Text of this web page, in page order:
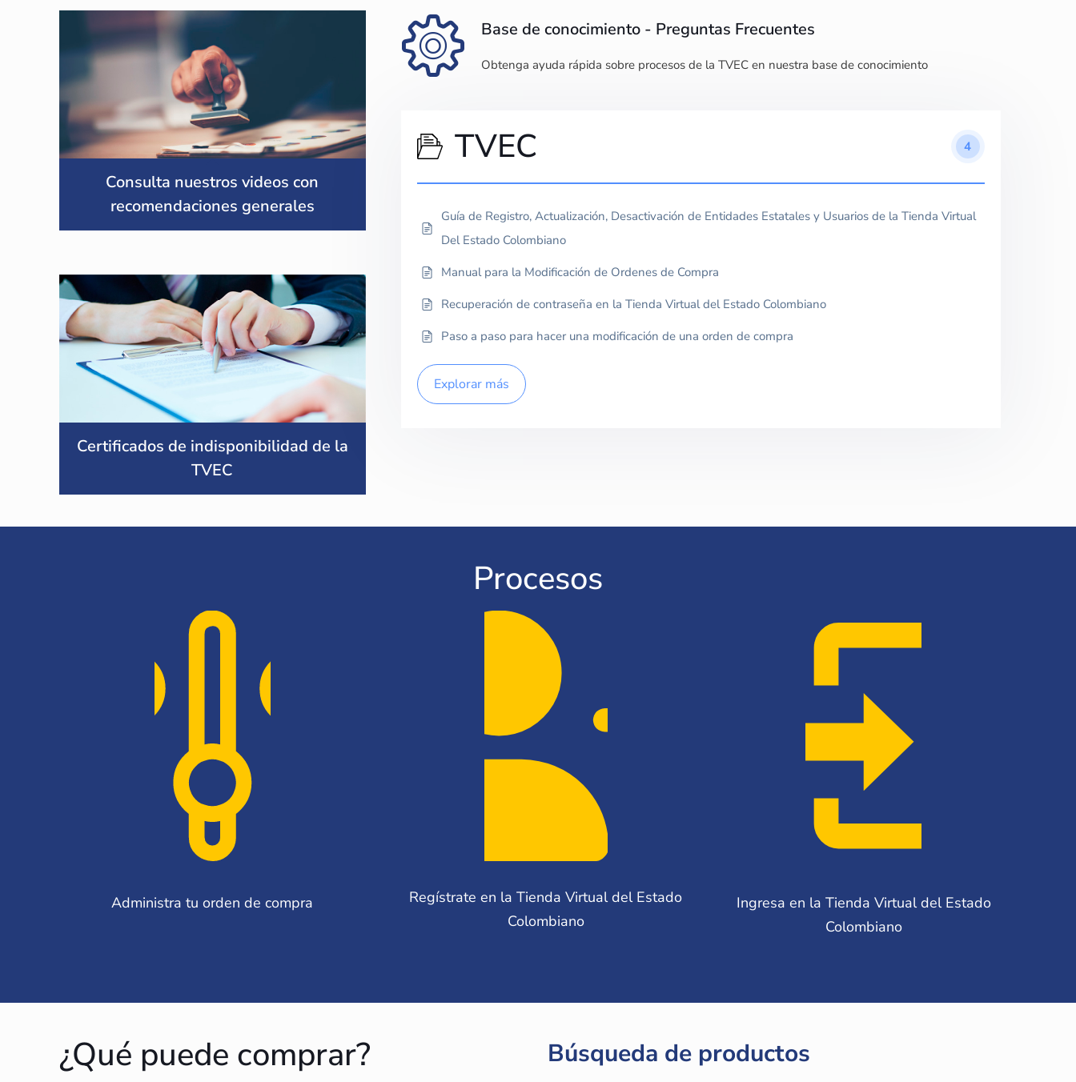
Consulta nuestros videos con
recomendaciones generales
Certificados de indisponibilidad de la
TVEC
Base de conocimiento - Preguntas Frecuentes
Obtenga ayuda rápida sobre procesos de la TVEC en nuestra base de conocimiento
TVEC 4
Guía de Registro, Actualización, Desactivación de Entidades Estatales y Usuarios de la Tienda Virtual
Del Estado Colombiano
Manual para la Modificación de Ordenes de Compra
Recuperación de contraseña en la Tienda Virtual del Estado Colombiano
Paso a paso para hacer una modificación de una orden de compra
Explorar más
Procesos
Administra tu orden de compra
Regístrate en la Tienda Virtual del Estado
Colombiano
Ingresa en la Tienda Virtual del Estado
Colombiano
¿Qué puede comprar? Búsqueda de productos